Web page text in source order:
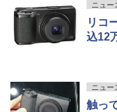
ニュー
リコ
込12
ニュー
触っ